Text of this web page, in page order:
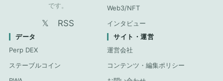
です。
𝕏 RSS
Web3/NFT
インタビュー
データ
Perp DEX
ステーブルコイン
サイト・運営
運営会社
コンテンツ・編集ポリシー